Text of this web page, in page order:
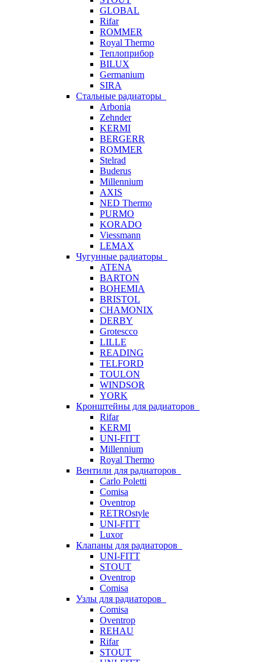
GLOBAL
Rifar
ROMMER
Royal Thermo
Теплоприбор
BILUX
Germanium
SIRA
Стальные радиаторы
Arbonia
Zehnder
KERMI
BERGERR
ROMMER
Stelrad
Buderus
Millennium
AXIS
NED Thermo
PURMO
KORADO
Viessmann
LEMAX
Чугунные радиаторы
ATENA
BARTON
BOHEMIA
BRISTOL
CHAMONIX
DERBY
Grotescco
LILLE
READING
TELFORD
TOULON
WINDSOR
YORK
Кронштейны для радиаторов
Rifar
KERMI
UNI-FITT
Millennium
Royal Thermo
Вентили для радиаторов
Carlo Poletti
Comisa
Oventrop
RETROstyle
UNI-FITT
Luxor
Клапаны для радиаторов
UNI-FITT
STOUT
Oventrop
Comisa
Узлы для радиаторов
Comisa
Oventrop
REHAU
Rifar
STOUT